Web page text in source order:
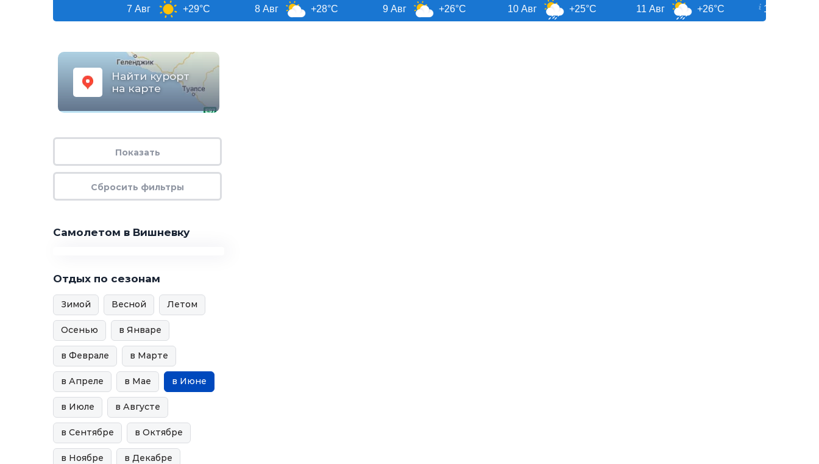
+29°C +28°C +26°C +25°C +26°C
Найти курорт
на карте
Самолетом в Вишневку
Отдых по сезонам
Зимой Весной Летом
Осенью в Январе
в Феврале в Марте
в Апреле в Мае в Июне
в Июле в Августе
в Сентябре в Октябре
в Ноябре в Декабре